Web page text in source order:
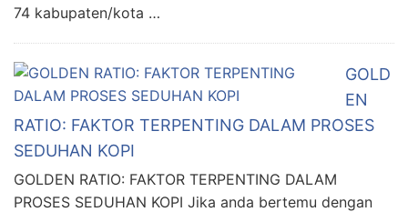
74 kabupaten/kota …
GOLD
EN
RATIO: FAKTOR TERPENTING DALAM PROSES
SEDUHAN KOPI
GOLDEN RATIO: FAKTOR TERPENTING DALAM
PROSES SEDUHAN KOPI Jika anda bertemu dengan